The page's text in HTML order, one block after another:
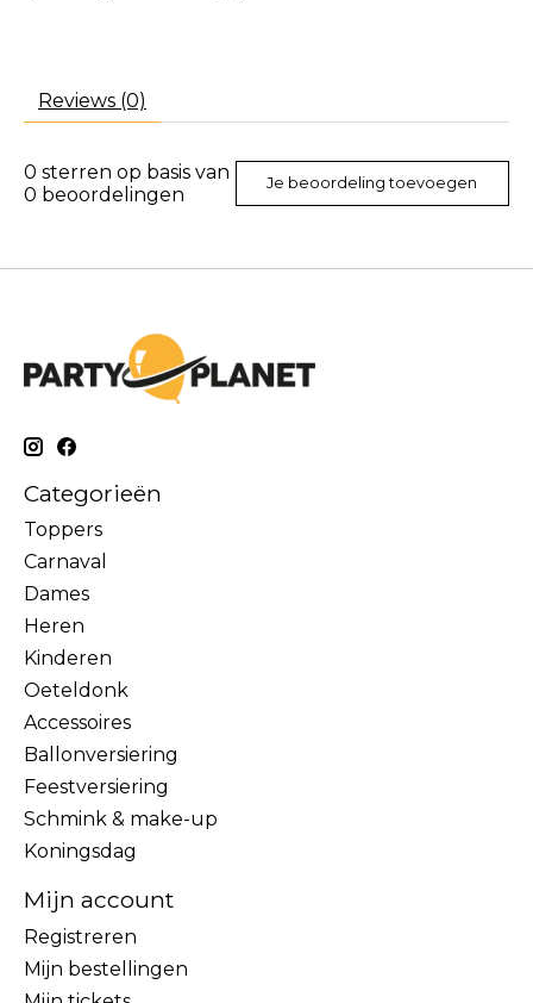
Reviews (0)
0 sterren op basis van
0 beoordelingen Je beoordeling toevoegen
Categorieën
Toppers
Carnaval
Dames
Heren
Kinderen
Oeteldonk
Accessoires
Ballonversiering
Feestversiering
Schmink & make-up
Koningsdag
Mijn account
Registreren
Mijn bestellingen